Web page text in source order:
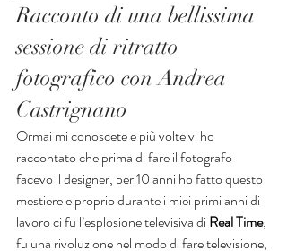
Racconto di una bellissima
sessione di ritratto
fotografico con Andrea
Castrignano
Ormai mi conoscete e più volte vi ho
raccontato che prima di fare il fotografo
facevo il designer, per 10 anni ho fatto questo
mestiere e proprio durante i miei primi anni di
lavoro ci fu l’esplosione televisiva di Real Time,
fu una rivoluzione nel modo di fare televisione,